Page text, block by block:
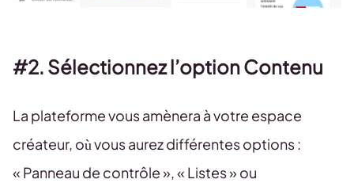
#2. Sélectionnez l’option Contenu
La plateforme vous amènera à votre espace
créateur, où vous aurez différentes options :
« Panneau de contrôle », « Listes » ou